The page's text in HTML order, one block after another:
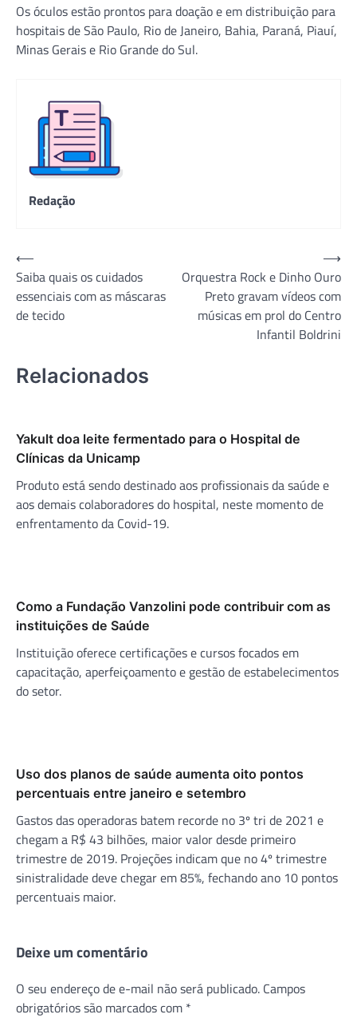
Os óculos estão prontos para doação e em distribuição para
hospitais de São Paulo, Rio de Janeiro, Bahia, Paraná, Piauí,
Minas Gerais e Rio Grande do Sul.
Redação
Navegação
de
Post
⟵
Saiba quais os cuidados
essenciais com as máscaras
de tecido
Orquestra Rock e Dinho Ouro
Preto gravam vídeos com
músicas em prol do Centro
Infantil Boldrini
⟶
Relacionados
Yakult doa leite fermentado para o Hospital de
Clínicas da Unicamp
Produto está sendo destinado aos profissionais da saúde e
aos demais colaboradores do hospital, neste momento de
enfrentamento da Covid-19.
Como a Fundação Vanzolini pode contribuir com as
instituições de Saúde
Instituição oferece certificações e cursos focados em
capacitação, aperfeiçoamento e gestão de estabelecimentos
do setor.
Uso dos planos de saúde aumenta oito pontos
percentuais entre janeiro e setembro
Gastos das operadoras batem recorde no 3º tri de 2021 e
chegam a R$ 43 bilhões, maior valor desde primeiro
trimestre de 2019. Projeções indicam que no 4º trimestre
sinistralidade deve chegar em 85%, fechando ano 10 pontos
percentuais maior.
Deixe um comentário
O seu endereço de e-mail não será publicado. Campos
obrigatórios são marcados com *